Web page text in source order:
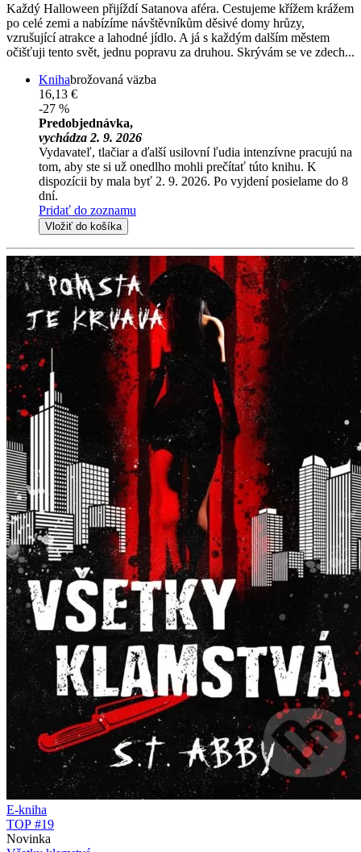
Každý Halloween přijíždí Satanova aféra. Cestujeme křížem krážem
po celé zemi a nabízíme návštěvníkům děsivé domy hrůzy,
vzrušující atrakce a lahodné jídlo. A já s každým dalším městem
očišťuji tento svět, jednu popravu za druhou. Skrývám se ve zdech...
Knihabrožovaná väzba
16,13 €
-27 %
Predobjednávka,
vychádza 2. 9. 2026
Vydavateľ, tlačiar a ďalší usilovní ľudia intenzívne pracujú na
tom, aby ste si už onedlho mohli prečítať túto knihu. K
dispozícii by mala byť 2. 9. 2026. Po vyjdení posielame do 8
dní.
Pridať do zoznamu
Vložiť do košíka
E-kniha
TOP #19
Novinka